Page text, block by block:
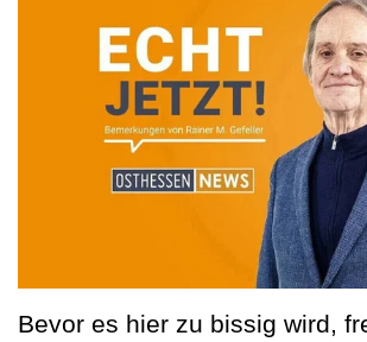
Bevor es hier zu bissig wird,